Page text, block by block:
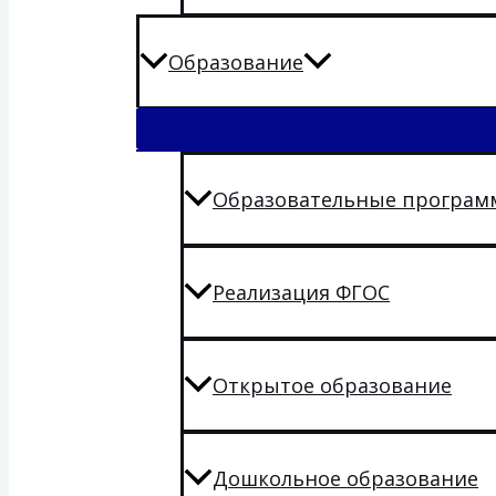
Образование
Образовательные
Реализация ФГОС
Открытое образование
Дошкольное образование